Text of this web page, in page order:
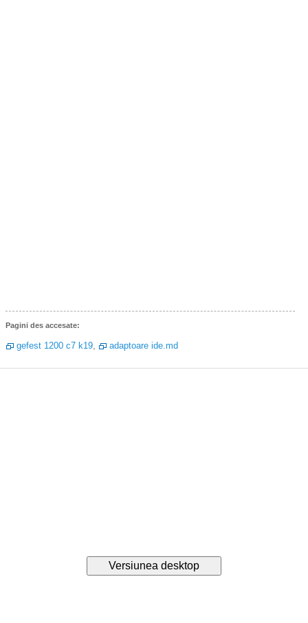
Pagini des accesate:
gefest 1200 c7 k19, adaptoare ide.md